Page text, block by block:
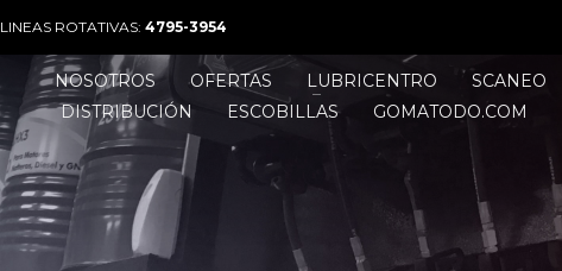
LINEAS ROTATIVAS: 4795-3954
NOSOTROS OFERTAS LUBRICENTRO SCANEO
DISTRIBUCIÓN
ESCOBILLAS GOMATODO.COM